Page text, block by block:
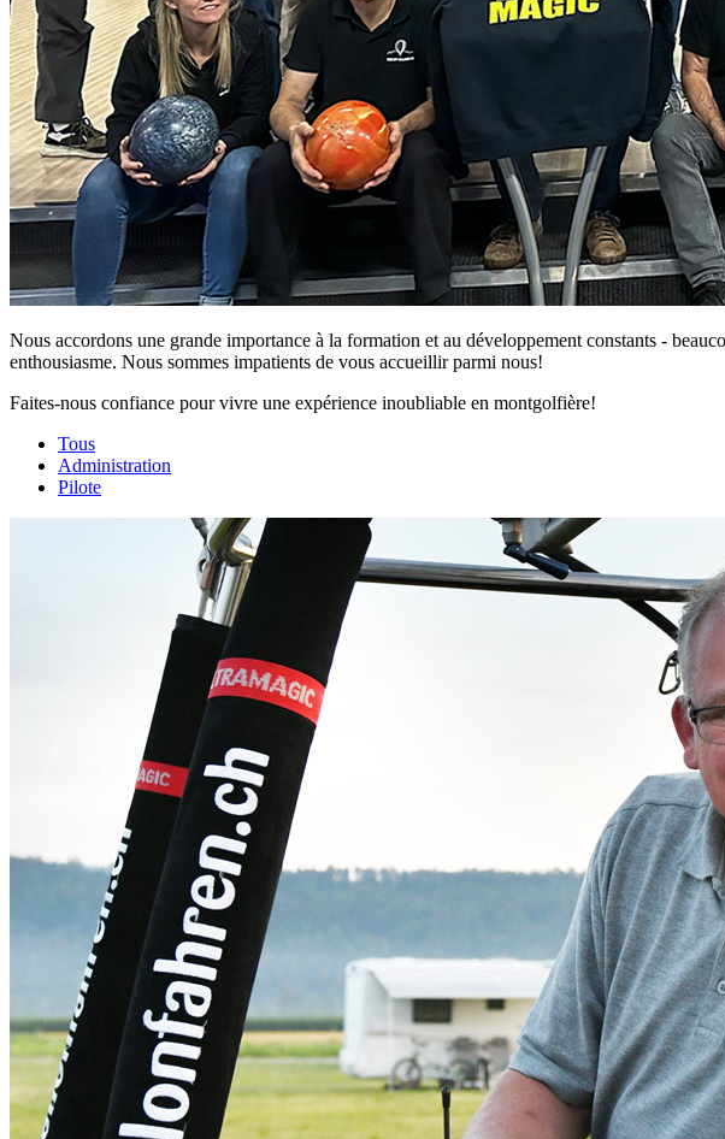
Nous accordons une grande importance à la formation et au développement constants -
enthousiasme. Nous sommes impatients de vous accueillir parmi nous!
Faites-nous confiance pour vivre une expérience inoubliable en montgolfière!
Tous
Administration
Pilote